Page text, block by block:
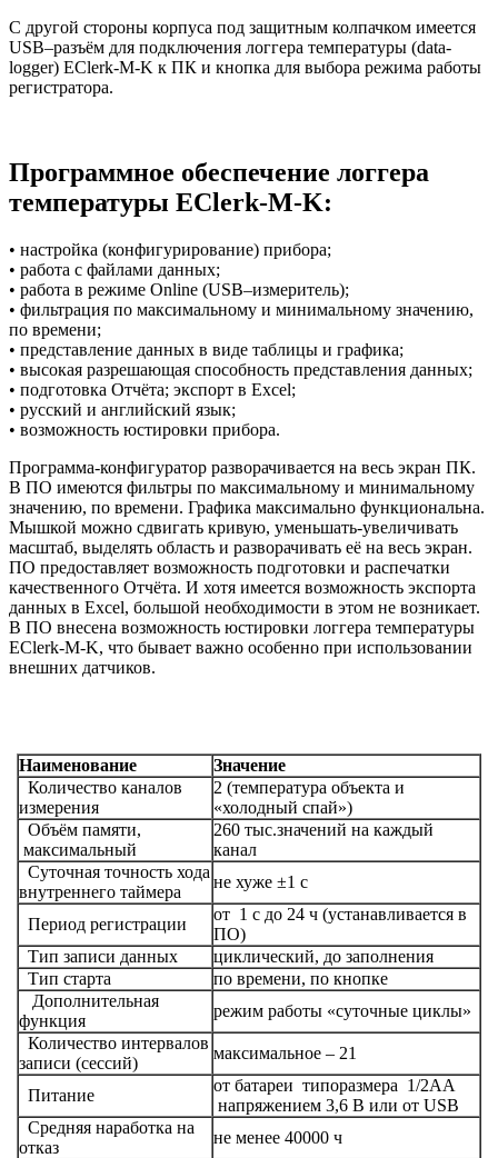
С другой стороны корпуса под защитным колпачком имеется
USB–разъём для подключения логгера температуры (data-
logger) EClerk-M-K к ПК и кнопка для выбора режима работы
регистратора.
Программное обеспечение логгера
температуры EClerk-M-K:
• настройка (конфигурирование) прибора;
• работа с файлами данных;
• работа в режиме Online (USB–измеритель);
• фильтрация по максимальному и минимальному значению,
по времени;
• представление данных в виде таблицы и графика;
• высокая разрешающая способность представления данных;
• подготовка Отчёта; экспорт в Excel;
• русский и английский язык;
• возможность юстировки прибора.
Программа-конфигуратор разворачивается на весь экран ПК.
В ПО имеются фильтры по максимальному и минимальному
значению, по времени. Графика максимально функциональна.
Мышкой можно сдвигать кривую, уменьшать-увеличивать
масштаб, выделять область и разворачивать её на весь экран.
ПО предоставляет возможность подготовки и распечатки
качественного Отчёта. И хотя имеется возможность экспорта
данных в Excel, большой необходимости в этом не возникает.
В ПО внесена возможность юстировки логгера температуры
EClerk-M-K, что бывает важно особенно при использовании
внешних датчиков.
Наименование
Значение
Количество каналов
измерения
2 (температура объекта и
«холодный спай»)
Объём памяти,
максимальный
260 тыс.значений на каждый
канал
Суточная точность хода
внутреннего таймера
не хуже ±1 с
Период регистрации
от 1 с до 24 ч (устанавливается в
ПО)
Тип записи данных
циклический, до заполнения
Тип старта
по времени, по кнопке
Дополнительная
функция
режим работы «суточные циклы»
Количество интервалов
записи (сессий)
максимальное – 21
Питание
от батареи типоразмера 1/2АА
напряжением 3,6 В или от USB
Средняя наработка на
отказ
не менее 40000 ч